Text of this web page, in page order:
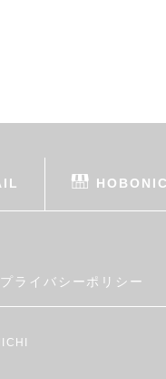
プライバシーポリシー